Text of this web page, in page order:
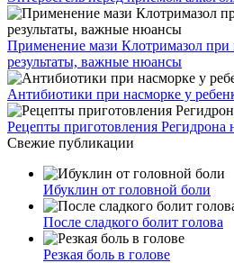
Применение мази Клотримазол
результаты, важные нюансы
Антибиотики при насморке у
Рецепты приготовления Регидрона
Свежие публикации
Ибуклин от головной боли
После сладкого болит голова
Резкая боль в голове